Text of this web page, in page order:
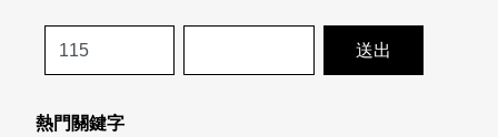
歷史專題
活動列表
關於我們
熱門關鍵字